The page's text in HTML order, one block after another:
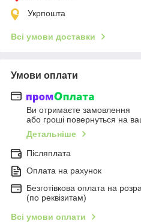
Укрпошта
Всі умови доставки
Умови оплати
Ви отримаєте замовлення
або гроші повернуться на
Детальніше
Післяплата
Оплата на рахунок
Безготівкова оплата на
(по реквізитам)
Всі умови оплати